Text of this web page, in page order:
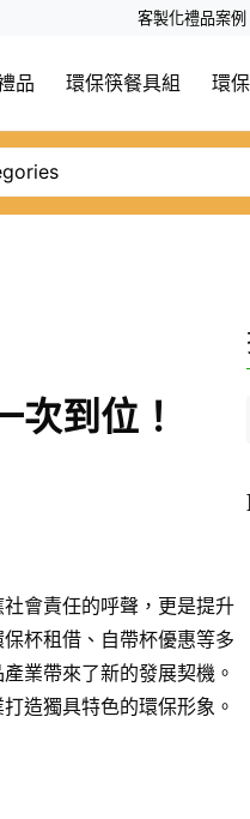
客製化禮品案例
品 環保筷餐具組 環
次到位！
會責任的呼聲，更是提升
杯租借、自帶杯優惠等多
業帶來了新的發展契機。
造獨具特色的環保形象。